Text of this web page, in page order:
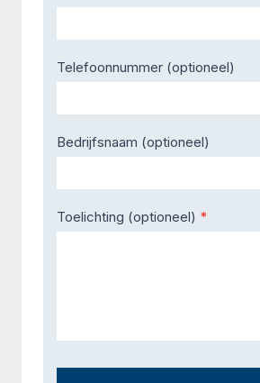
Telefoonnummer (optioneel)
Bedrijfsnaam (optioneel)
Toelichting (optioneel) *